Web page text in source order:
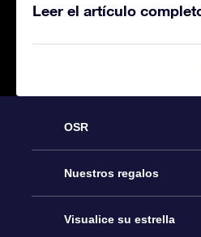
Leer el artículo
OSR
Atención
Contáctanos
Nuestros regalos
Regalo Estrella Online
Visualice su estrella